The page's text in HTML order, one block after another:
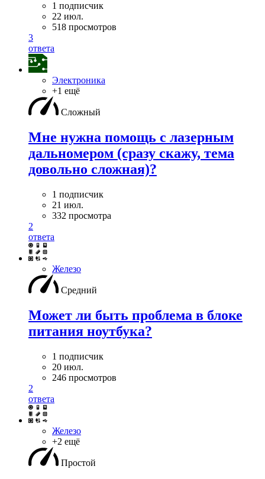
1 подписчик
22 июл.
518 просмотров
3
ответа
Электроника
+1 ещё
Сложный
Мне нужна помощь с лазерным
дальномером (сразу скажу, тема
довольно сложная)?
1 подписчик
21 июл.
332 просмотра
2
ответа
Железо
Средний
Может ли быть проблема в блоке
питания ноутбука?
1 подписчик
20 июл.
246 просмотров
2
ответа
Железо
+2 ещё
Простой